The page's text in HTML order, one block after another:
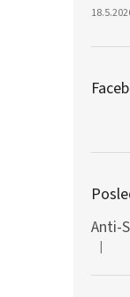
|